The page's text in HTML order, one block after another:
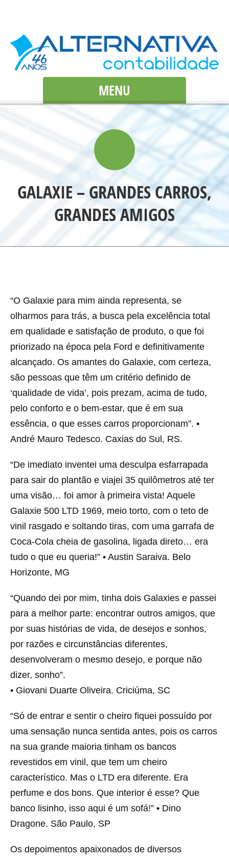
MENU
GALAXIE – GRANDES CARROS,
GRANDES AMIGOS
“O Galaxie para mim ainda representa, se
olharmos para trás, a busca pela excelência total
em qualidade e satisfação de produto, o que foi
priorizado na época pela Ford e definitivamente
alcançado. Os amantes do Galaxie, com certeza,
são pessoas que têm um critério definido de
‘qualidade de vida’, pois prezam, acima de tudo,
pelo conforto e o bem-estar, que é em sua
essência, o que esses carros proporcionam”. •
André Mauro Tedesco. Caxias do Sul, RS.
“De imediato inventei uma desculpa esfarrapada
para sair do plantão e viajei 35 quilômetros até ter
uma visão… foi amor à primeira vista! Aquele
Galaxie 500 LTD 1969, meio torto, com o teto de
vinil rasgado e soltando tiras, com uma garrafa de
Coca-Cola cheia de gasolina, ligada direto… era
tudo o que eu queria!” • Austin Saraiva. Belo
Horizonte, MG
“Quando dei por mim, tinha dois Galaxies e passei
para a melhor parte: encontrar outros amigos, que
por suas histórias de vida, de desejos e sonhos,
por razões e circunstâncias diferentes,
desenvolveram o mesmo desejo, e porque não
dizer, sonho”.
• Giovani Duarte Oliveira. Criciúma, SC
“Só de entrar e sentir o cheiro fiquei possuído por
uma sensação nunca sentida antes, pois os carros
na sua grande maioria tinham os bancos
revestidos em vinil, que tem um cheiro
característico. Mas o LTD era diferente. Era
perfume e dos bons. Que interior é esse? Que
banco lisinho, isso aqui é um sofá!” • Dino
Dragone. São Paulo, SP
Os depoimentos apaixonados de diversos